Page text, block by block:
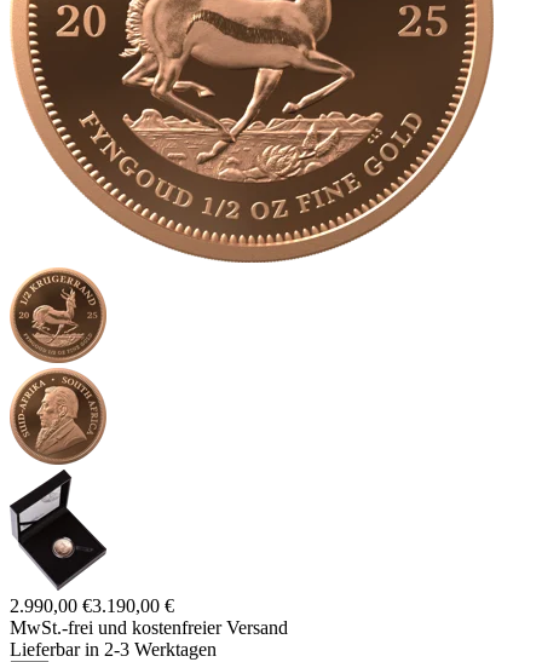
2.990,00 €3.190,00 €
MwSt.-frei und kostenfreier Versand
Lieferbar in 2-3 Werktagen